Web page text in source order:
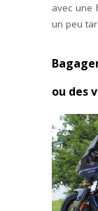
avec une
un peu
ou des